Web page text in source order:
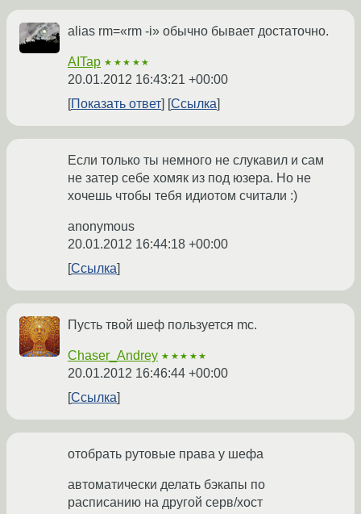
alias rm=«rm -i» обычно бывает достаточно.
AITap ★★★★★
20.01.2012 16:43:21 +00:00
Показать ответ
Ссылка
Если только ты немного не слукавил и сам
не затер себе хомяк из под юзера. Но не
хочешь чтобы тебя идиотом считали :)
anonymous
20.01.2012 16:44:18 +00:00
Ссылка
Пусть твой шеф пользуется mc.
Chaser_Andrey ★★★★★
20.01.2012 16:46:44 +00:00
Ссылка
отобрать рутовые права у шефа
автоматически делать бэкапы по
расписанию на другой серв/хост